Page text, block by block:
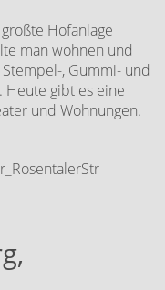
Hofanlage
man wohnen und
, Gummi- und
Heute gibt es eine
und Wohnungen.